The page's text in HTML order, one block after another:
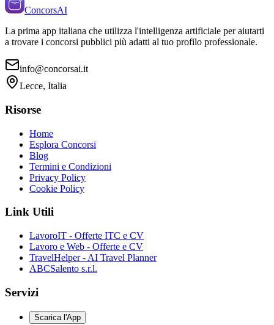
ConcorsAI
La prima app italiana che utilizza l'intelligenza artificiale per aiutarti
a trovare i concorsi pubblici più adatti al tuo profilo professionale.
info@concorsai.it
Lecce, Italia
Risorse
Home
Esplora Concorsi
Blog
Termini e Condizioni
Privacy Policy
Cookie Policy
Link Utili
LavoroIT - Offerte ITC e CV
Lavoro e Web - Offerte e CV
TravelHelper - AI Travel Planner
ABCSalento s.r.l.
Servizi
Scarica l'App